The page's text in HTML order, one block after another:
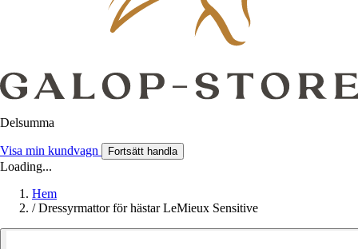
Delsumma
Visa min kundvagn Fortsätt handla
Loading...
Hem
/ Dressyrmattor för hästar LeMieux Sensitive